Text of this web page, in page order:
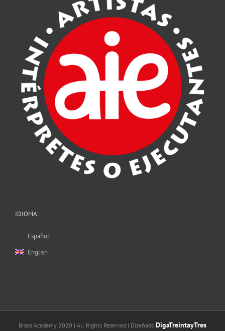
IDIOMA:
Español
English
Brass Academy 2020 | All Rights Reserved | Diseñado DigaTreintayTres